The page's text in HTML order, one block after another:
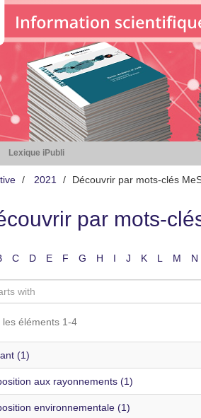
Lexique iPubli
2021 Découvrir par mots-clés
par mots-
C D E F G H I J K L M N
les éléments 1-4
(1)
aux rayonnements (1)
environnementale (1)